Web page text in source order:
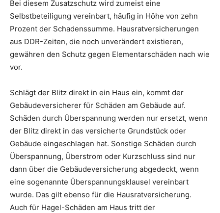
Bei diesem Zusatzschutz wird zumeist eine
Selbstbeteiligung vereinbart, häufig in Höhe von zehn
Prozent der Schadenssumme. Hausratversicherungen
aus DDR-Zeiten, die noch unverändert existieren,
gewähren den Schutz gegen Elementarschäden nach wie
vor.
Schlägt der Blitz direkt in ein Haus ein, kommt der
Gebäudeversicherer für Schäden am Gebäude auf.
Schäden durch Überspannung werden nur ersetzt, wenn
der Blitz direkt in das versicherte Grundstück oder
Gebäude eingeschlagen hat. Sonstige Schäden durch
Überspannung, Überstrom oder Kurzschluss sind nur
dann über die Gebäudeversicherung abgedeckt, wenn
eine sogenannte Überspannungsklausel vereinbart
wurde. Das gilt ebenso für die Hausratversicherung.
Auch für Hagel-Schäden am Haus tritt der